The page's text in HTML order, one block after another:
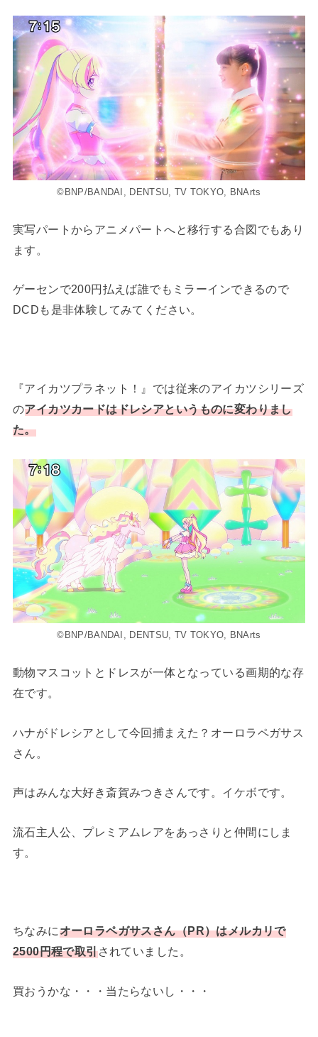
©BNP/BANDAI, DENTSU, TV TOKYO, BNArts
実写パートからアニメパートへと移行する合図でもあり
ます。
ゲーセンで200円払えば誰でもミラーインできるので
DCDも是非体験してみてください。
『アイカツプラネット！』では従来のアイカツシリーズ
のアイカツカードはドレシアというものに変わりまし
た。
©BNP/BANDAI, DENTSU, TV TOKYO, BNArts
動物マスコットとドレスが一体となっている画期的な存
在です。
ハナがドレシアとして今回捕まえた？オーロラペガサス
さん。
声はみんな大好き斎賀みつきさんです。イケボです。
流石主人公、プレミアムレアをあっさりと仲間にしま
す。
ちなみにオーロラペガサスさん（PR）はメルカリで
2500円程で取引されていました。
買おうかな・・・当たらないし・・・